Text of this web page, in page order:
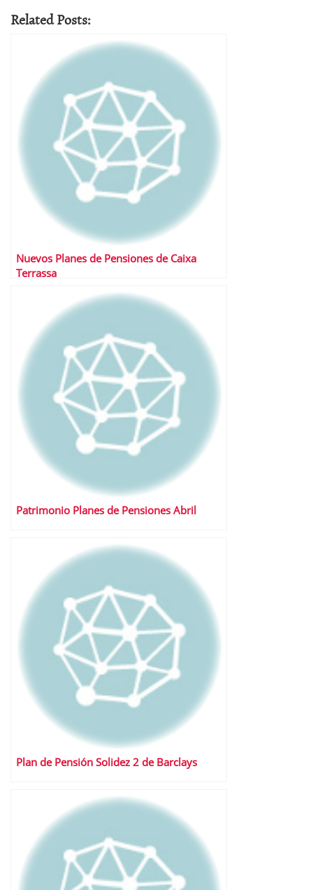
Related Posts:
Nuevos Planes de Pensiones de Caixa
Terrassa
Patrimonio Planes de Pensiones Abril
Plan de Pensión Solidez 2 de Barclays